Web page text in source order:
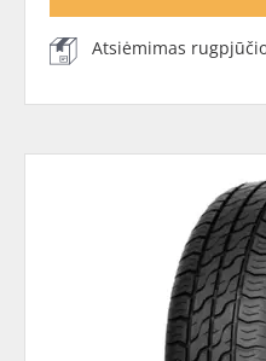
Atsiėmimas